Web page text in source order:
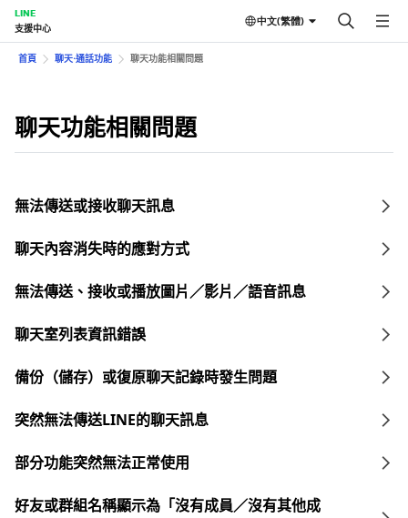
LINE
支援中心
中文(繁體)
首頁 聊天⋅通話功能 聊天功能相關問題
聊天功能相關問題
無法傳送或接收聊天訊息
聊天內容消失時的應對方式
無法傳送、接收或播放圖片／影片／語音訊息
聊天室列表資訊錯誤
備份（儲存）或復原聊天記錄時發生問題
突然無法傳送LINE的聊天訊息
部分功能突然無法正常使用
好友或群組名稱顯示為「沒有成員／沒有其他成